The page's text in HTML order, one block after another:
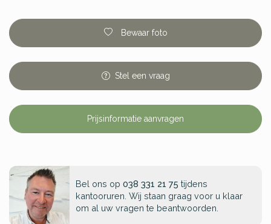
Bewaar foto
Stel een vraag
Prijsinformatie aanvragen
Bel ons op 038 331 21 75 tijdens
kantooruren. Wij staan graag voor u klaar
om al uw vragen te beantwoorden.